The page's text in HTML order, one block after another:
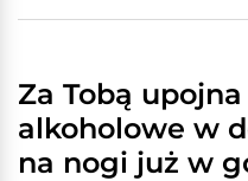
Za Tobą
alkoholowe w
na nogi już w